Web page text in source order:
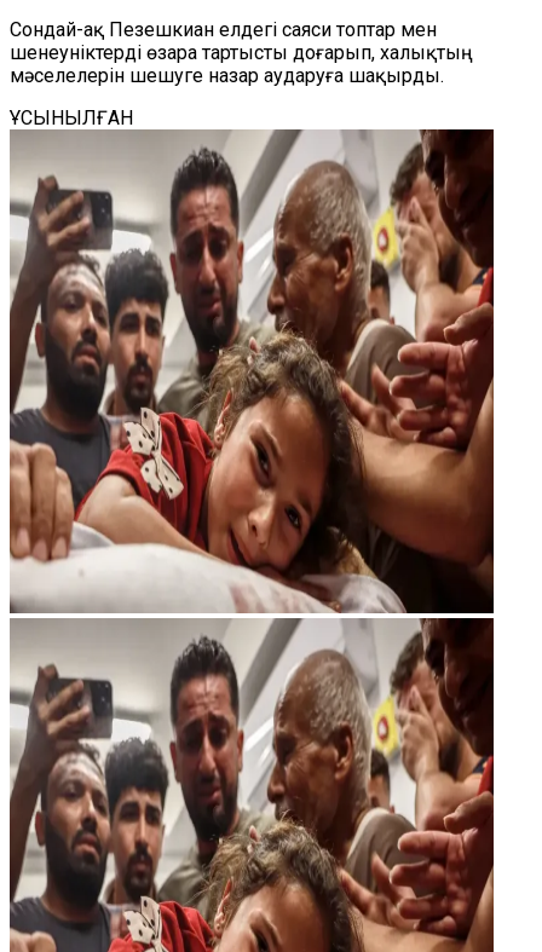
Сондай-ақ Пезешкиан елдегі саяси топтар мен
шенеуніктерді өзара тартысты доғарып, халықтың
мәселелерін шешуге назар аударуға шақырды.
ҰСЫНЫЛҒАН